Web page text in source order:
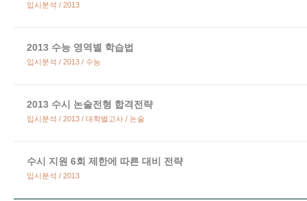
입시분석 / 2013
2013 수능 영역별 학습법
입시분석 / 2013 / 수능
2013 수시 논술전형 합격전략
입시분석 / 2013 / 대학별고사 / 논술
수시 지원 6회 제한에 따른 대비 전략
입시분석 / 2013